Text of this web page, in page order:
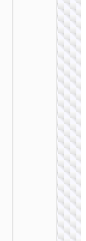
“AC34
порта
/
на
на
на
на
на
на